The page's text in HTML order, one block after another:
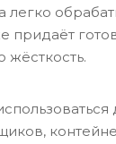
легко
придаёт
жёсткость.